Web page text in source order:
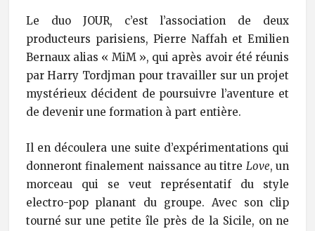
Le duo JOUR, c’est l’association de deux
producteurs parisiens, Pierre Naffah et Emilien
Bernaux alias « MiM », qui après avoir été réunis
par Harry Tordjman pour travailler sur un projet
mystérieux décident de poursuivre l’aventure et
de devenir une formation à part entière.
Il en découlera une suite d’expérimentations qui
donneront finalement naissance au titre Love, un
morceau qui se veut représentatif du style
electro-pop planant du groupe. Avec son clip
tourné sur une petite île près de la Sicile, on ne